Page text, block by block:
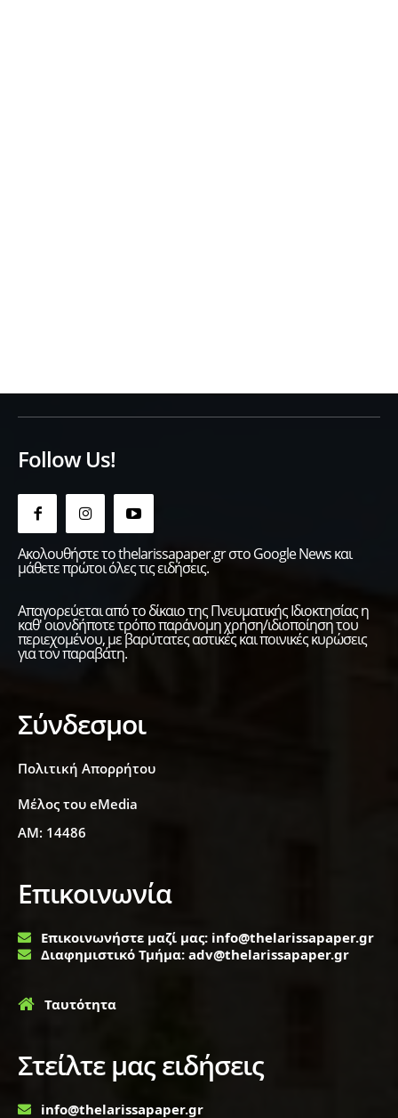
Follow Us!
Ακολουθήστε το thelarissapaper.gr στο Google News και
μάθετε πρώτοι όλες τις ειδήσεις.
Απαγορεύεται από το δίκαιο της Πνευματικής Ιδιοκτησίας η
καθ' οιονδήποτε τρόπο παράνομη χρήση/ιδιοποίηση του
περιεχομένου, με βαρύτατες αστικές και ποινικές κυρώσεις
για τον παραβάτη.
Σύνδεσμοι
Πολιτική Απορρήτου
Μέλος του eMedia
ΑΜ: 14486
Επικοινωνία
Επικοινωνήστε μαζί μας: info@thelarissapaper.gr
Διαφημιστικό Τμήμα: adv@thelarissapaper.gr
Ταυτότητα
Στείλτε μας ειδήσεις
info@thelarissapaper.gr